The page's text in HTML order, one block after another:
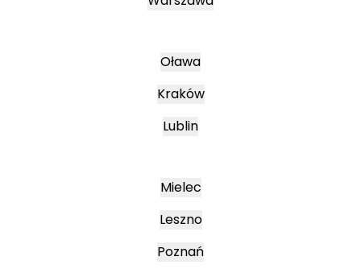
Oława
Kraków
Lublin
Mielec
Leszno
Poznań